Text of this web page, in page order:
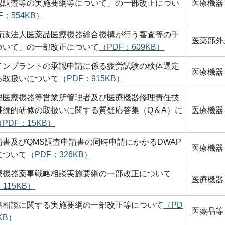
調査等の実施要綱等について」の一部改正につい
554KB）
医療機器
政法人医薬品医療機器総合機構が行う審査等の手
いて」の一部改正について
（PDF：609KB）
医薬部
ンプラントの承認申請に係る疲労試験の検体選定
取扱いについて
（PDF：915KB）
医療機器
医療機器等営業所管理者及び医療機器修理責任技
続的研修の取扱いに関する質疑応答集（Q＆A）に
PDF：15KB）
医療機器
書及びQMS調査申請書の同時申請にかかるDWAP
ついて
（PDF：326KB）
医療機器
機器薬事戦略相談実施要綱の一部改正について
）
医療機器
相談に関する実施要綱の一部改正等について
（PD
）
医薬品等